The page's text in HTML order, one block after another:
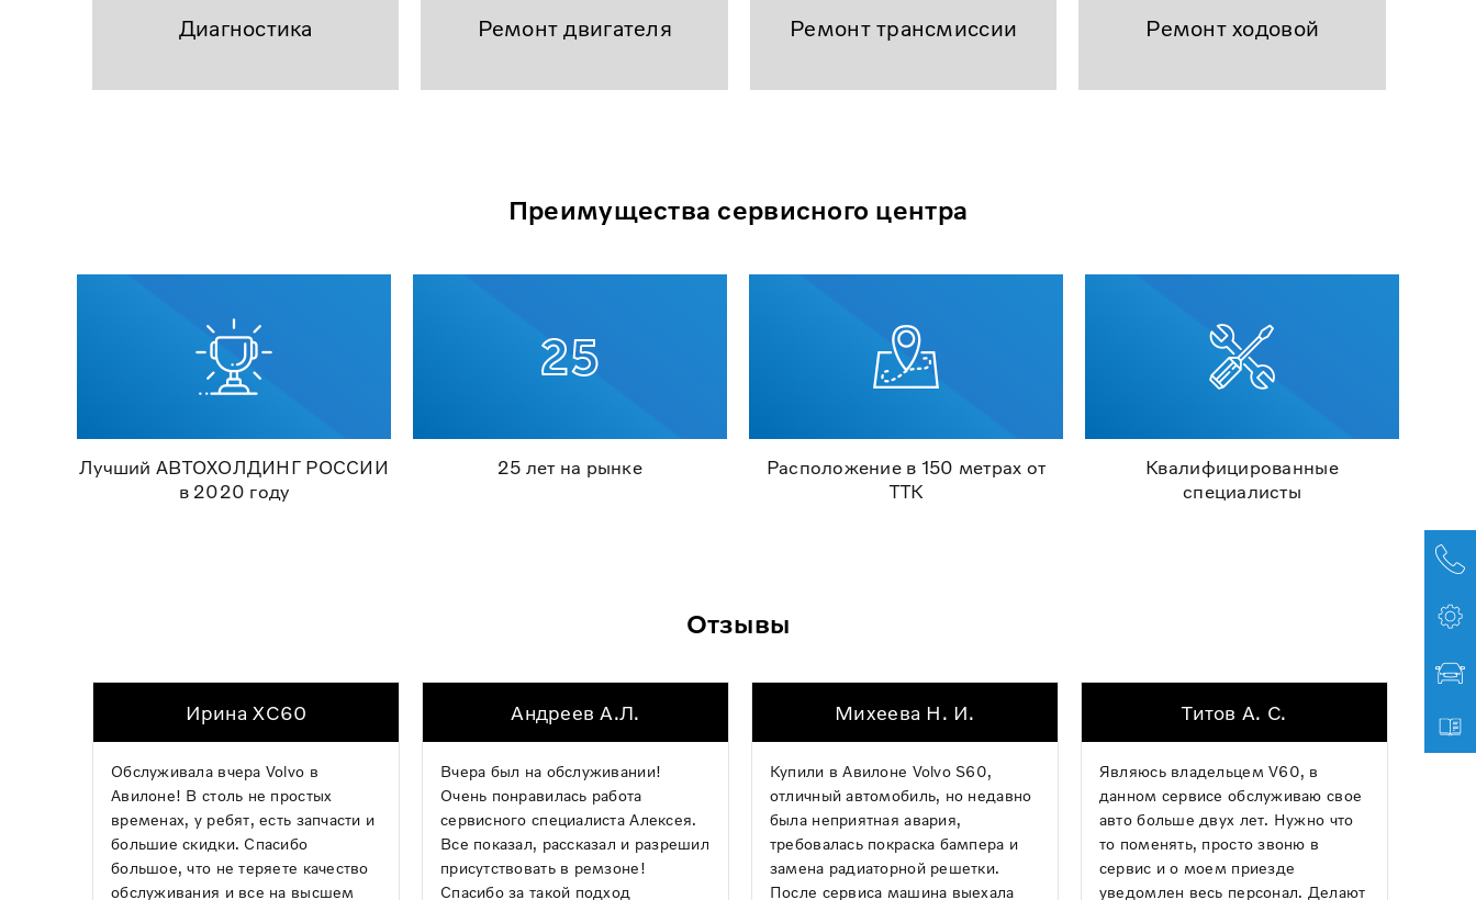
Диагностика Ремонт двигателя Ремонт трансмиссии
Ремонт ходовой
Преимущества сервисного центра
Лучший АВТОХОЛДИНГ РОССИИ
в 2020 году
25 лет на рынке
Расположение в 150 метрах от
ТТК
Квалифицированные
специалисты
Отзывы
Ирина XC60
Обслуживала вчера Volvo в
Авилоне! В столь не простых
временах, у ребят, есть запчасти и
большие скидки. Спасибо
большое, что не теряете качество
обслуживания и все на высшем
Андреев А.Л.
Вчера был на обслуживании!
Очень понравилась работа
сервисного специалиста Алексея.
Все показал, рассказал и разрешил
присутствовать в ремзоне!
Спасибо за такой подход
Михеева Н. И.
Купили в Авилоне Volvo S60,
отличный автомобиль, но недавно
была неприятная авария,
требовалась покраска бампера и
замена радиаторной решетки.
После сервиса машина выехала
Титов А. С.
Являюсь владельцем V60, в
данном сервисе обслуживаю свое
авто больше двух лет. Нужно что
то поменять, просто звоню в
сервис и о моем приезде
уведомлен весь персонал. Делают